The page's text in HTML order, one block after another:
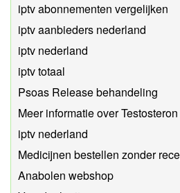
iptv abonnementen vergelijken
iptv aanbieders nederland
iptv nederland
iptv totaal
Psoas Release behandeling
Meer informatie over
iptv nederland
Medicijnen bestellen zonder
Anabolen webshop